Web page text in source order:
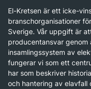
El-Kretsen är ett icke-
branschorganisationer
Sverige. Vår uppgift är
producentansvar
insamlingssystem av
fungerar vi som ett
har som beskriver
och hantering av elavfall